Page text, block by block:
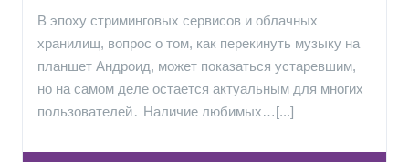
В эпоху стриминговых сервисов и облачных
хранилищ, вопрос о том, как перекинуть музыку на
планшет Андроид, может показаться устаревшим,
но на самом деле остается актуальным для многих
пользователей․ Наличие любимых…[...]